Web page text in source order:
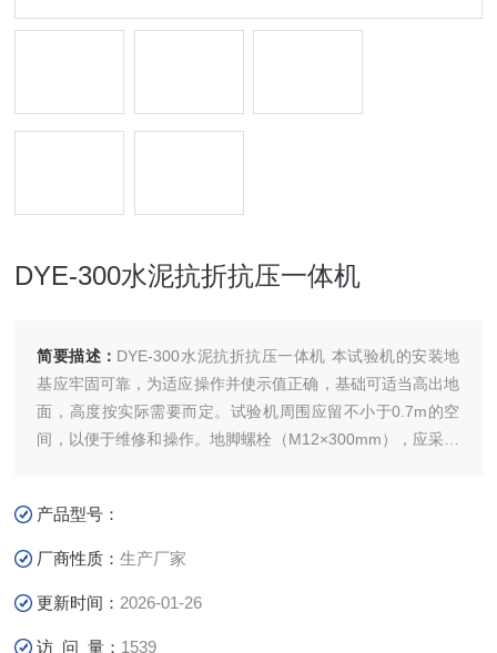
DYE-300水泥抗折抗压一体机
简要描述： DYE-300水泥抗折抗压一体机 本试验机的安装地
基应牢固可靠，为适应操作并使示值正确，基础可适当高出地
面，高度按实际需要而定。试验机周围应留不小于0.7m的空
间，以便于维修和操作。地脚螺栓（M12×300mm），应采用
产品型号：
厂商性质：生产厂家
更新时间： 2026-01-26
访 问 量： 1539